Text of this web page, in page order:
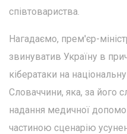
співтовариства.
Нагадаємо, прем'єр-
звинуватив Україну в
кібератаки на
Словаччини, яка, за його
надання медичної
частиною сценарію